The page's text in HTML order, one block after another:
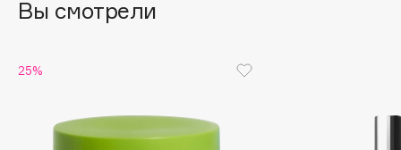
Cadence
Carbon Theory
Вы смотрели
25%